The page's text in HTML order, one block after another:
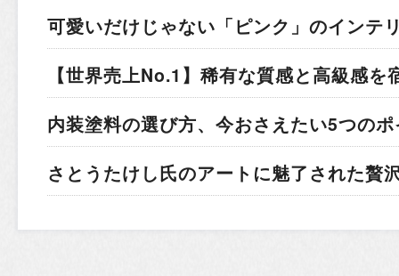
可愛いだけじゃない「ピンク」のインテ
【世界売上No.1】稀有な質感と高級感を
内装塗料の選び方、今おさえたい5つの
さとうたけし氏のアートに魅了された贅